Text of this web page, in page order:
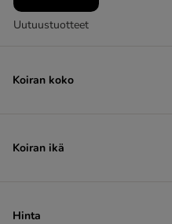
Uutuustuotteet
Koiran koko
Koiran ikä
Hinta